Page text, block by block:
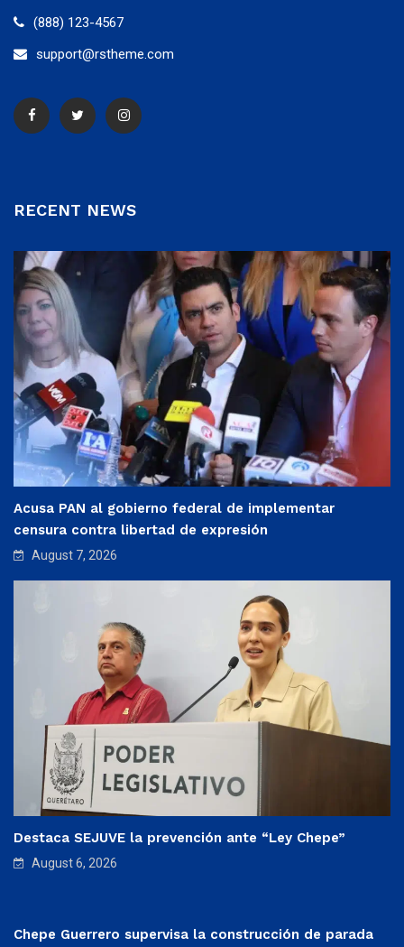
(888) 123-4567
support@rstheme.com
RECENT NEWS
Acusa PAN al gobierno federal de implementar
censura contra libertad de expresión
August 7, 2026
Destaca SEJUVE la prevención ante “Ley Chepe”
August 6, 2026
Chepe Guerrero supervisa la construcción de parada